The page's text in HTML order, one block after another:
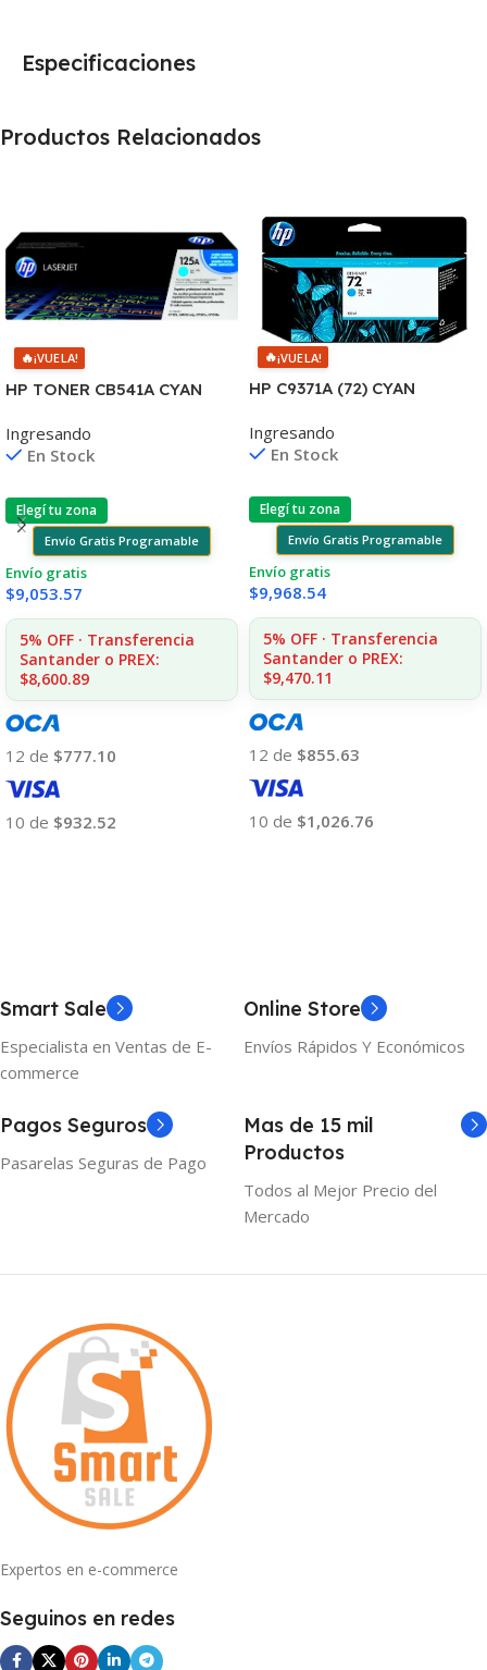
Especificaciones
Productos Relacionados
🔥¡VUELA!
HP TONER CB541A CYAN
1215/1515/1510/1312
Ingresando
En Stock
Elegí tu zona
Envío Gratis Programable
Envío gratis
$9,053.57
5% OFF · Transferencia
Santander o PREX:
$8,600.89
12 de $777.10
10 de $932.52
🔥¡VUELA!
HP C9371A (72) CYAN
795/790 130ML UK
Ingresando
En Stock
Elegí tu zona
Envío Gratis Programable
Envío gratis
$9,968.54
5% OFF · Transferencia
Santander o PREX:
$9,470.11
12 de $855.63
10 de $1,026.76
Smart Sale
Especialista en Ventas de E-
commerce
Online Store
Envíos Rápidos Y Económicos
Pagos Seguros
Pasarelas Seguras de Pago
Mas de 15 mil
Productos
Todos al Mejor Precio del
Mercado
Expertos en e-commerce
Seguinos en redes